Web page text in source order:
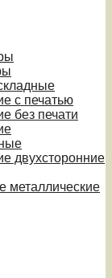
с печатью
без печати
двухсторонние
металлические